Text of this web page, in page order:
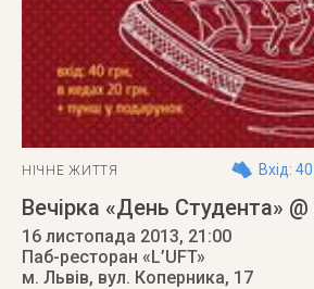
НІЧНЕ ЖИТТЯ Вхід:
Вечірка «День Студента» @
16 листопада 2013, 21:00
Паб-ресторан «L’UFT»
м. Львів, вул. Коперника, 17